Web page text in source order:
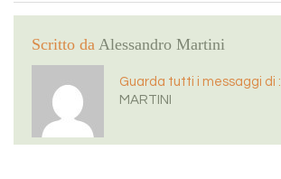
Scritto da Alessandro Martini
Guarda tutti i messaggi di :
MARTINI